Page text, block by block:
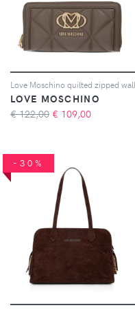
LOVE MOSCHINO
€ 122,00 € 109,00
-30%